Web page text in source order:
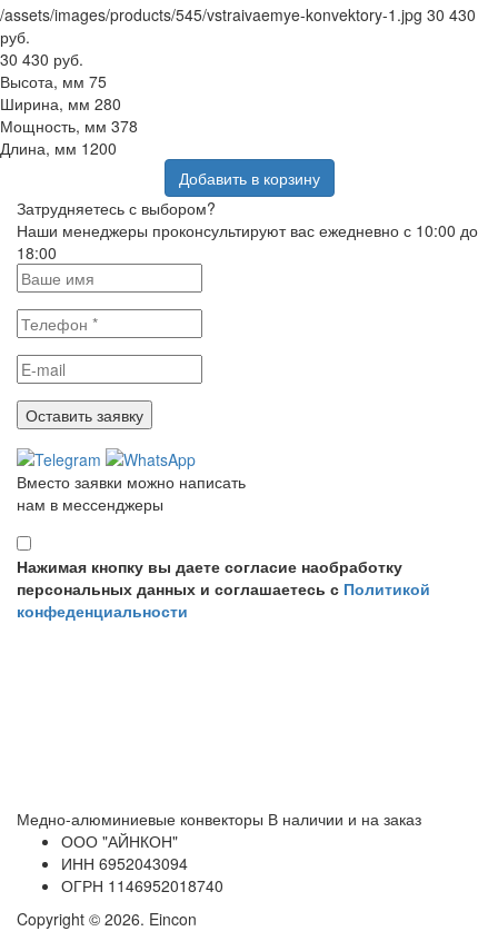
/assets/images/products/545/vstraivaemye-konvektory-1.jpg 30 430
руб.
30 430 руб.
Высота, мм 75
Ширина, мм 280
Мощность, мм 378
Длина, мм 1200
Добавить в корзину
Затрудняетесь с выбором?
Наши менеджеры проконсультируют вас ежедневно с 10:00 до
18:00
Вместо заявки можно написать
нам в мессенджеры
Нажимая кнопку вы даете согласие наобработку
персональных данных и соглашаетесь с Политикой
конфеденциальности
Медно-алюминиевые конвекторы В наличии и на заказ
ООО "АЙНКОН"
ИНН 6952043094
ОГРН 1146952018740
Copyright © 2026. Eincon